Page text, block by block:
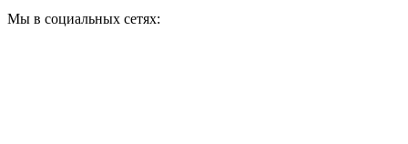
Мы в социальных сетях: